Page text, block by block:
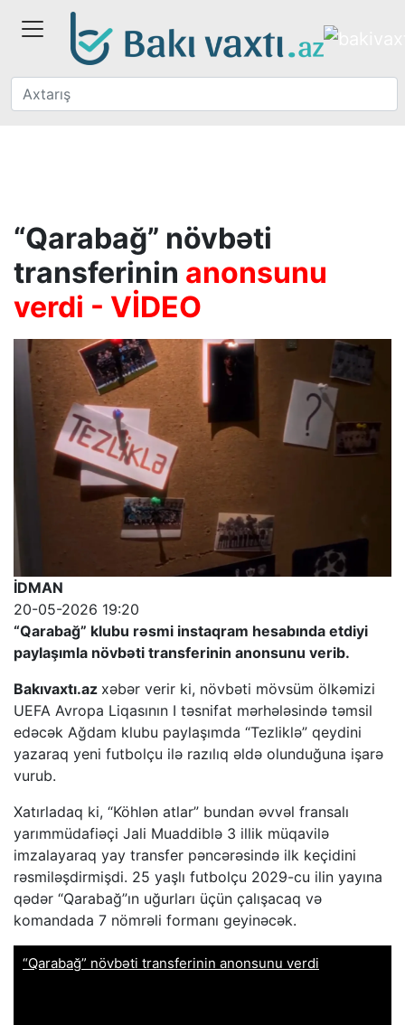
“Qarabağ” növbəti
transferinin anonsunu
verdi - VİDEO
İDMAN
20-05-2026 19:20
“Qarabağ” klubu rəsmi instaqram hesabında etdiyi
paylaşımla növbəti transferinin anonsunu verib.
Bakıvaxtı.az xəbər verir ki, növbəti mövsüm ölkəmizi
UEFA Avropa Liqasının I təsnifat mərhələsində təmsil
edəcək Ağdam klubu paylaşımda “Tezliklə” qeydini
yazaraq yeni futbolçu ilə razılıq əldə olunduğuna işarə
vurub.
Xatırladaq ki, “Köhlən atlar” bundan əvvəl fransalı
yarımmüdafiəçi Jali Muaddiblə 3 illik müqavilə
imzalayaraq yay transfer pəncərəsində ilk keçidini
rəsmiləşdirmişdi. 25 yaşlı futbolçu 2029-cu ilin yayına
qədər “Qarabağ”ın uğurları üçün çalışacaq və
komandada 7 nömrəli formanı geyinəcək.